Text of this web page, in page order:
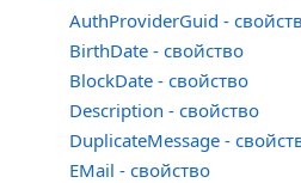
AuthProviderGuid -
BirthDate - свойство
BlockDate - свойство
Description - свойство
DuplicateMessage -
EMail - свойство